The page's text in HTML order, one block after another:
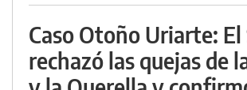
Caso Otoño Uriarte: El
rechazó las quejas de